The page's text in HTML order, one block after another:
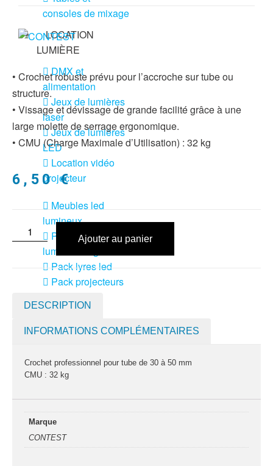
consoles de mixage
LOCATION
LUMIÈRE
DMX et
alimentation
Jeux de lumières
laser
Jeux de lumières
LED
Location vidéo
projecteur
Meubles led
lumineux
Pack jeux de
lumière + fog
Pack lyres led
Pack projecteurs
Pied et structure
divers
Machines à
brouillard
• Crochet robuste prévu pour l’accroche sur tube ou
structure.
• Vissage et dévissage de grande facilité grâce à une
large molette de serrage ergonomique.
• CMU (Charge Maximale d’Utilisation) : 32 kg
6,50€
Ajouter au panier
DESCRIPTION
INFORMATIONS COMPLÉMENTAIRES
Crochet professionnel pour tube de 30 à 50 mm
CMU : 32 kg
Marque
CONTEST